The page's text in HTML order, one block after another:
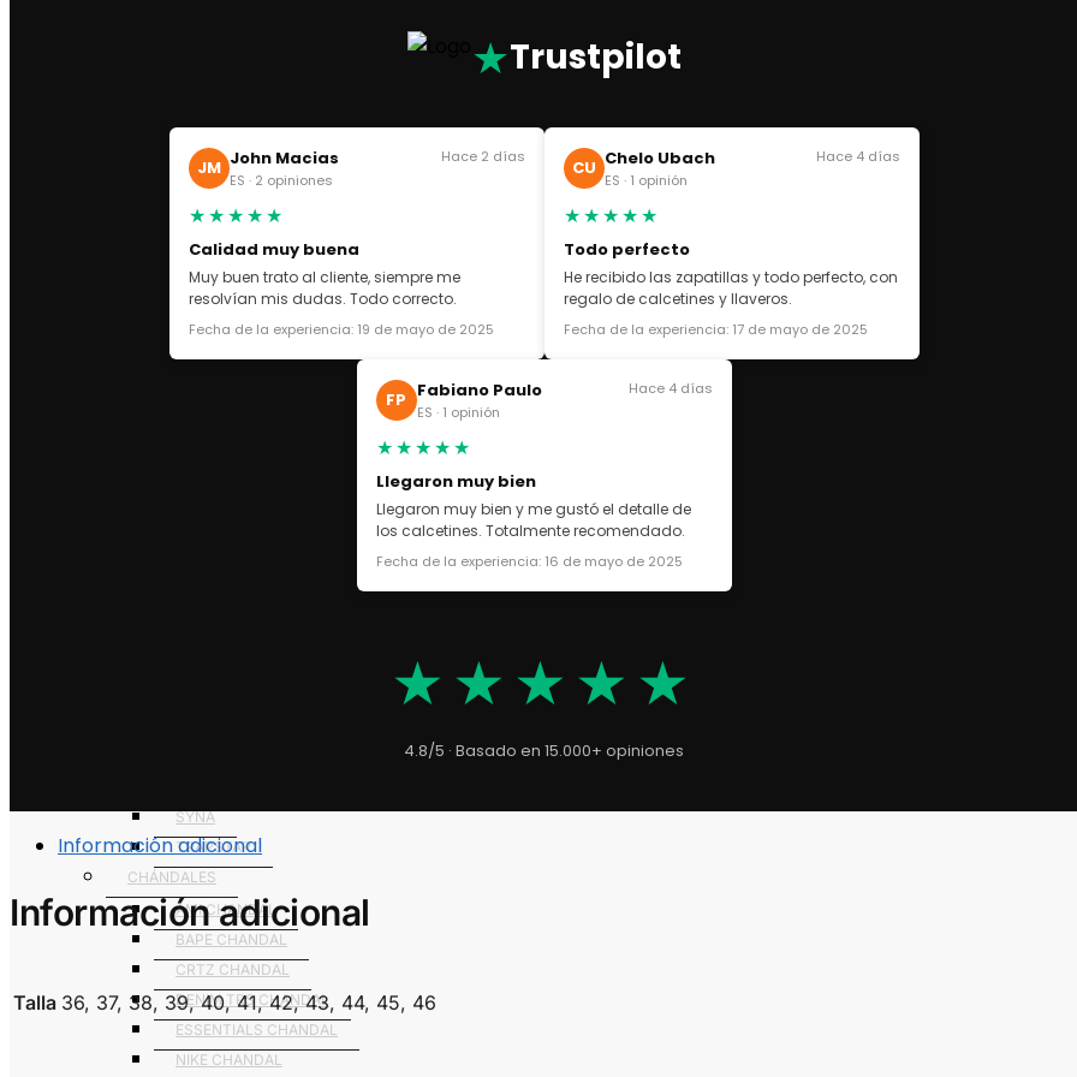
ASICS GEL NYC
ASICS KAYANO
OFF WHITE
GOLDEN GOOSE
DOLCE GABBANA
CHRISTIAN LOUBOUTIN
SYNA
TRAPSTAR
CHÁNDALES
AMI CHANDAL
BAPE CHANDAL
CRTZ CHANDAL
DENIM TRS CHANDAL
ESSENTIALS CHANDAL
NIKE CHANDAL
★Trustpilot
JM John Macias
ES · 2 opiniones
Hace 2 días
★★★★★
Calidad muy buena
Muy buen trato al cliente, siempre me
resolvían mis dudas. Todo correcto.
Fecha de la experiencia: 19 de mayo de 2025
CU Chelo Ubach
ES · 1 opinión
Hace 4 días
★★★★★
Todo perfecto
He recibido las zapatillas y todo perfecto, con
regalo de calcetines y llaveros.
Fecha de la experiencia: 17 de mayo de 2025
FP Fabiano Paulo
ES · 1 opinión
Hace 4 días
★★★★★
Llegaron muy bien
Llegaron muy bien y me gustó el detalle de
los calcetines. Totalmente recomendado.
Fecha de la experiencia: 16 de mayo de 2025
★★★★★
4.8/5 · Basado en 15.000+ opiniones
Información adicional
Información adicional
Talla 36, 37, 38, 39, 40, 41, 42, 43, 44, 45, 46